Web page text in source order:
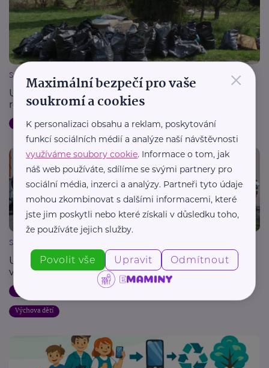
Spolek Ukliďme Česko
Ukliďme Česko 2026: Zapojte se do boje o vodu i
rekordního sběru mobilů
Aktivity Dobrovolnictví Ekologie, udržitelnost Výchova dětí
Spolek Ukliďme Česko
Ukliďme Česko a NEVAJGLUJ: Věrnost obcí se
vyplácí
Aktivity Dobrovolnictví
Výchova dětí
×
Maximální bezpečí pro vaše
soukromí a cookies
K personalizaci obsahu a reklam, poskytování
funkcí sociálních médií a analýze naší návštěvnosti
využíváme soubory cookie. Informace o tom, jak
náš web používáte, sdílíme se svými partnery pro
sociální média, inzerci a analýzy. Partneři tyto údaje
mohou zkombinovat s dalšími informacemi, které
jste jim poskytli nebo které získali v důsledku toho,
že používáte jejich služby.
Povolit vše Upravit Odmítnout